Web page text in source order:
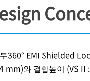
360° EMI Shielded
mm)와 결합높이 (VS